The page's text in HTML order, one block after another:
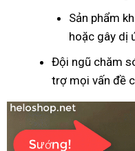
Sản phẩm
hoặc gây dị
Đội ngũ chăm
trợ mọi vấn đề